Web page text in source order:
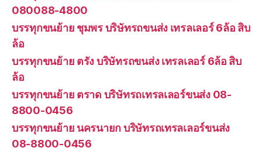
080088-4800
บรรทุกขนย้าย ชุมพร บริษัทรถขนส่ง เทรลเลอร์ 6ล้อ สิบ
ล้อ
บรรทุกขนย้าย ตรัง บริษัทรถขนส่ง เทรลเลอร์ 6ล้อ สิบ
ล้อ
บรรทุกขนย้าย ตราด บริษัทรถเทรลเลอร์ขนส่ง 08-
8800-0456
บรรทุกขนย้าย นครนายก บริษัทรถเทรลเลอร์ขนส่ง
08-8800-0456